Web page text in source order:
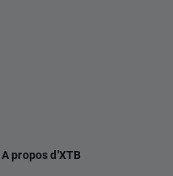
A propos d'XTB